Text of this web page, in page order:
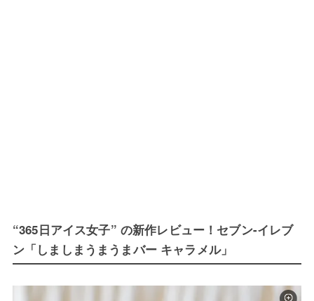
“365日アイス女子” の新作レビュー！セブン-イレブ
ン「しましまうまうまバー キャラメル」